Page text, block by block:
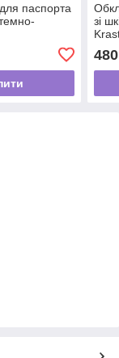
паспорта
зі
480